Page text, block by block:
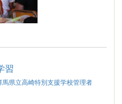
習
馬県立高崎特別支援学校管理者